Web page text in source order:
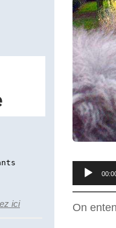
Lecteur
audio
On
ici